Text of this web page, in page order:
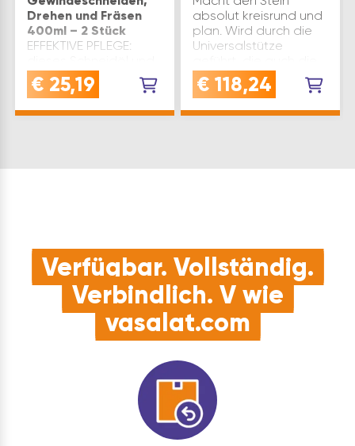
Drehen und Fräsen
400ml – 2 Stück
EFFEKTIVE PFLEGE:
Bohrspray erhöht die
Standzeiten von
Schneidwerkzeugen,
€ 25,19
absolut kreisrund und
plan. Wird durch die
Universalstütze
Vorrichtungen führt.
Mühelose Zuführung
Drehknöpfen.
€ 118,24
Verfügbar. Vollständig.
Verbindlich. V wie
vasalat.com